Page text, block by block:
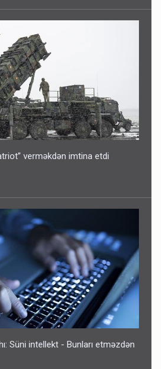
verməkdən imtina etdi
Süni intellekt - Bunları etməzdən